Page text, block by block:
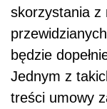
skorzystania z
będzie
Jednym z
treści umowy